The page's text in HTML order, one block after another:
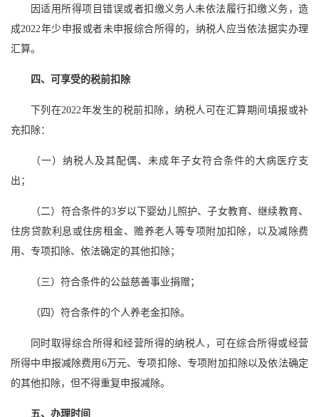
因适用所得项目错误或者扣缴义务人未依法履行扣缴义务，造
成2022年少申报或者未申报综合所得的，纳税人应当依法据实办理
汇算。
四、可享受的税前扣除
下列在2022年发生的税前扣除，纳税人可在汇算期间填报或补
充扣除：
（一）纳税人及其配偶、未成年子女符合条件的大病医疗支
出；
（二）符合条件的3岁以下婴幼儿照护、子女教育、继续教育、
住房贷款利息或住房租金、赡养老人等专项附加扣除，以及减除费
用、专项扣除、依法确定的其他扣除；
（三）符合条件的公益慈善事业捐赠；
（四）符合条件的个人养老金扣除。
同时取得综合所得和经营所得的纳税人，可在综合所得或经营
所得中申报减除费用6万元、专项扣除、专项附加扣除以及依法确定
的其他扣除，但不得重复申报减除。
五、办理时间